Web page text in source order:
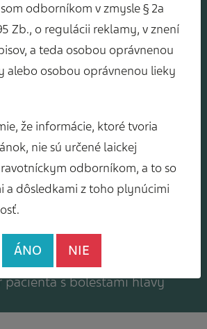
Y
odborného
pacienta s bolesťami hlavy
odborníkom v zmysle § 2a
Zb., o regulácii reklamy, v znení
a teda osobou oprávnenou
alebo osobou oprávnenou lieky
že informácie, ktoré tvoria
nie sú určené laickej
odborníkom, a to so
a dôsledkami z toho plynúcimi
ÁNO NIE